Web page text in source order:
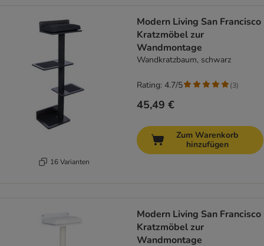
16 Varianten
Modern Living San Francisco
Kratzmöbel zur
Wandmontage
Wandkratzbaum, schwarz
45,49 €
Rating: 4.7/5 (3)
Zum Warenkorb
hinzufügen
Modern Living San Francisco
Kratzmöbel zur
Wandmontage